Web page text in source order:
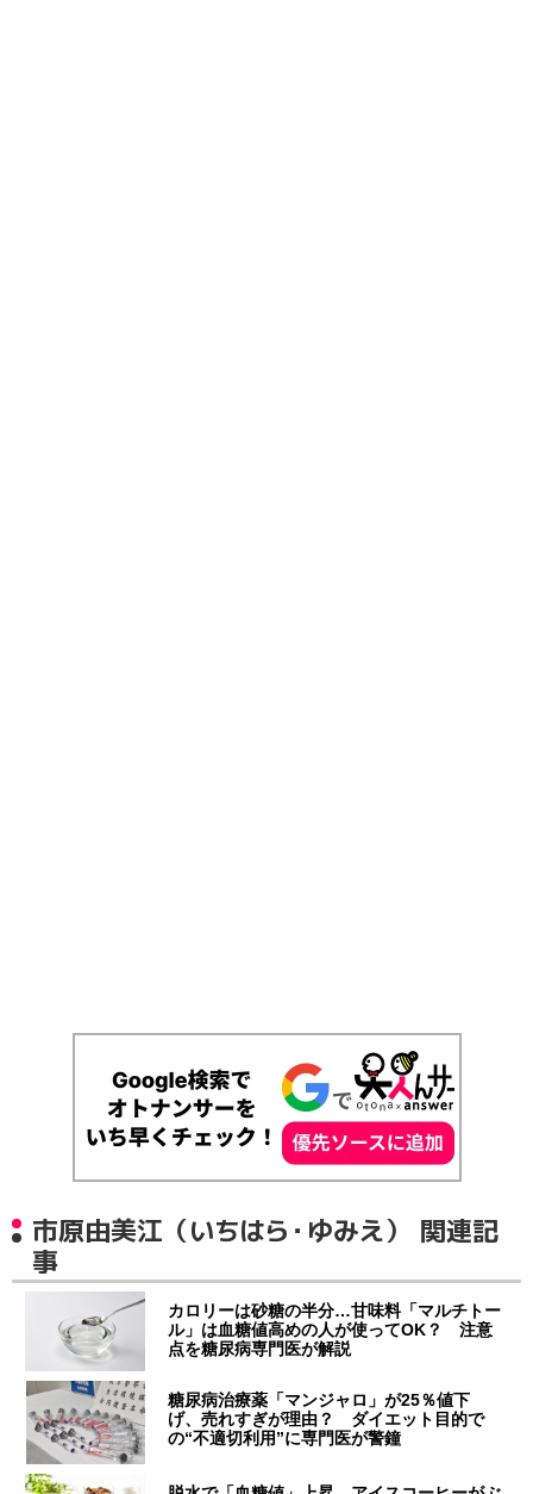
市原由美江（いちはら・ゆみえ） 関連記
事
カロリーは砂糖の半分…甘味料「マルチトー
ル」は血糖値高めの人が使ってOK？ 注意
点を糖尿病専門医が解説
糖尿病治療薬「マンジャロ」が25％値下
げ、売れすぎが理由？ ダイエット目的で
の“不適切利用”に専門医が警鐘